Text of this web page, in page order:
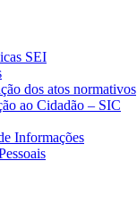
SEI
dos atos normativos
ao Cidadão – SIC
Informações